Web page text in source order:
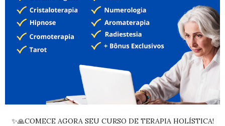
✨🙏COMECE AGORA SEU CURSO DE TERAPIA HOLÍSTICA!